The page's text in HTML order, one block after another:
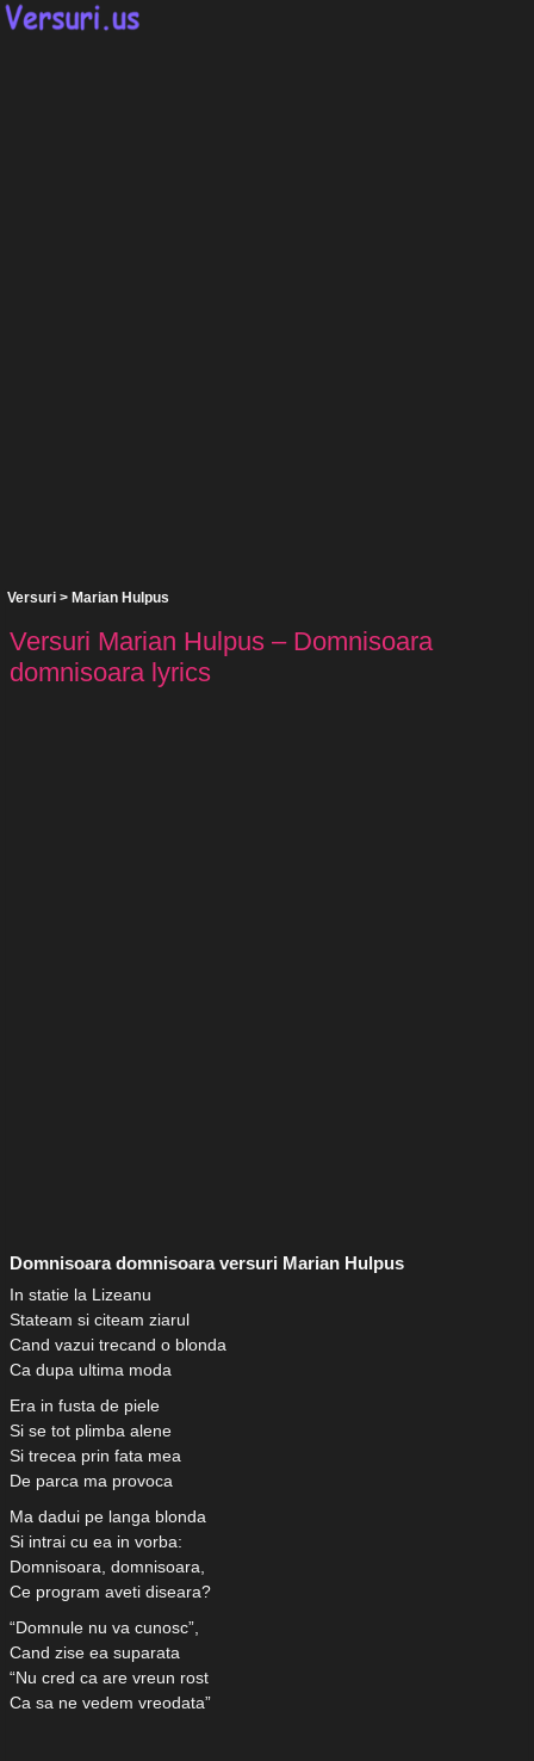
Versuri > Marian Hulpus
Versuri Marian Hulpus – Domnisoara
domnisoara lyrics
Domnisoara domnisoara versuri Marian Hulpus
In statie la Lizeanu
Stateam si citeam ziarul
Cand vazui trecand o blonda
Ca dupa ultima moda
Era in fusta de piele
Si se tot plimba alene
Si trecea prin fata mea
De parca ma provoca
Ma dadui pe langa blonda
Si intrai cu ea in vorba:
Domnisoara, domnisoara,
Ce program aveti diseara?
“Domnule nu va cunosc”,
Cand zise ea suparata
“Nu cred ca are vreun rost
Ca sa ne vedem vreodata”